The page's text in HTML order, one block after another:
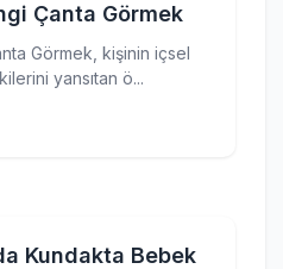
Çanta Görmek
Görmek, kişinin içsel
yansıtan ö...
Kundakta Bebek